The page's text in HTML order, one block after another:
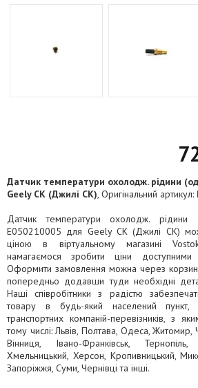
Датчик температури охолодж. рідини
Geely CK (Джилі СК), Оригінальний артикул:
Датчик температури охолодж. рідини
E050210005 для Geely CK (Джилі СК)
ціною в віртуальному магазині
намагаємося зробити ціни
Оформити замовлення можна через
попередньо додавши туди необхідні
Наші співробітники з радістю
товару в будь-який населений
транспортних компаній-перевізників, з
тому числі: Львів, Полтава, Одеса, Житомир,
Вінниця, Івано-Франківськ,
Хмельницький, Херсон, Кропивницький,
Запоріжжя, Суми, Чернівці та інші.